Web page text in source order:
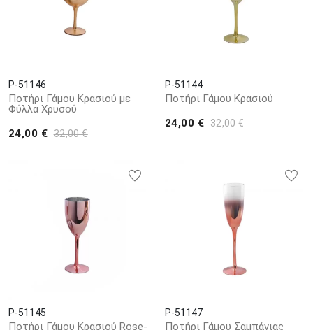
οποιοδήποτε άλλο υλικό και να διαθέτει οποιαδήποτε μορφή
ικανοποιεί τις αισθητικές απαιτήσεις των νεονύμφων.
P-51146
Ποτήρι Γάμου Κρασιού με
Φύλλα Χρυσού
24,00 € 32,00 €
P-51144
Ποτήρι Γάμου Κρασιού
24,00 € 32,00 €
P-51145
Ποτήρι Γάμου Κρασιού Rose-
P-51147
Ποτήρι Γάμου Σαμπάνιας